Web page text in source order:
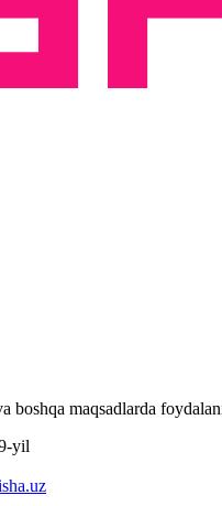
boshqa maqsadlarda
yil